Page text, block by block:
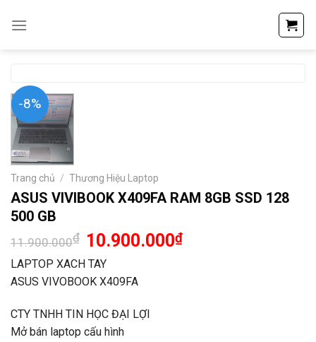
-8%
Trang chủ / Thương Hiệu Laptop
ASUS VIVIBOOK X409FA RAM 8GB SSD 128
500 GB
11.900.000₫ 10.900.000₫
LAPTOP XACH TAY
ASUS VIVOBOOK X409FA
CTY TNHH TIN HỌC ĐẠI LỢI
Mở bán laptop cấu hình